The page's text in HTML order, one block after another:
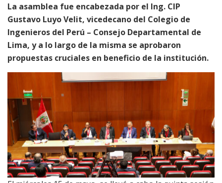
La asamblea fue encabezada por el Ing. CIP
Gustavo Luyo Velit, vicedecano del Colegio de
Ingenieros del Perú – Consejo Departamental de
Lima, y a lo largo de la misma se aprobaron
propuestas cruciales en beneficio de la institución.